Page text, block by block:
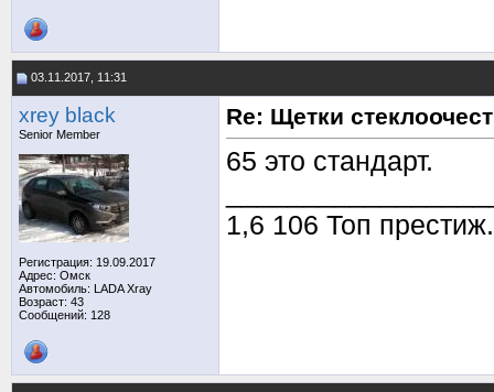
03.11.2017, 11:31
xrey black
Senior Member
Регистрация: 19.09.2017
Адрес: Омск
Автомобиль: LADA Xray
Возраст: 43
Сообщений: 128
Re: Щетки
65 это стандарт.
1,6 106 Топ